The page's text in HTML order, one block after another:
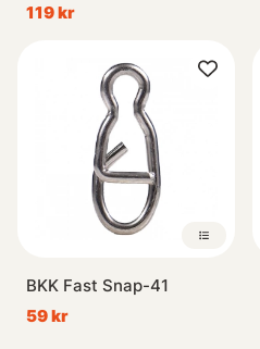
119 kr
BKK Fast Snap-41
59 kr